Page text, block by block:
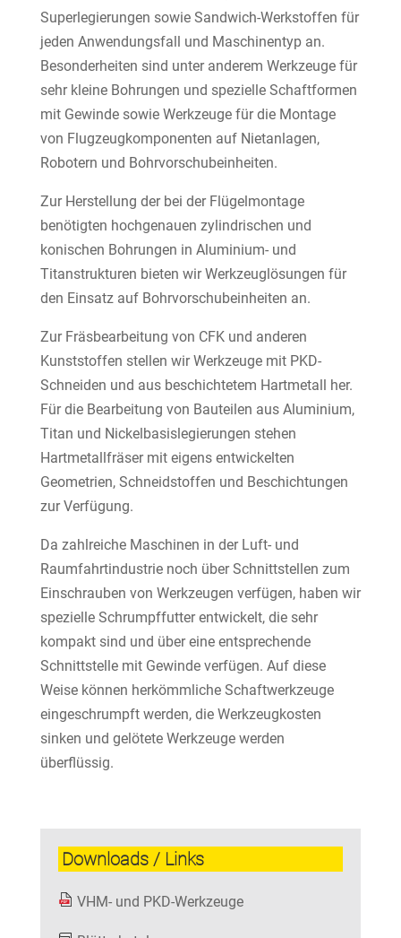
Superlegierungen sowie Sandwich-Werkstoffen für
jeden Anwendungsfall und Maschinentyp an.
Besonderheiten sind unter anderem Werkzeuge für
sehr kleine Bohrungen und spezielle Schaftformen
mit Gewinde sowie Werkzeuge für die Montage
von Flugzeugkomponenten auf Nietanlagen,
Robotern und Bohrvorschubeinheiten.
Zur Herstellung der bei der Flügelmontage
benötigten hochgenauen zylindrischen und
konischen Bohrungen in Aluminium- und
Titanstrukturen bieten wir Werkzeuglösungen für
den Einsatz auf Bohrvorschubeinheiten an.
Zur Fräsbearbeitung von CFK und anderen
Kunststoffen stellen wir Werkzeuge mit PKD-
Schneiden und aus beschichtetem Hartmetall her.
Für die Bearbeitung von Bauteilen aus Aluminium,
Titan und Nickelbasislegierungen stehen
Hartmetallfräser mit eigens entwickelten
Geometrien, Schneidstoffen und Beschichtungen
zur Verfügung.
Da zahlreiche Maschinen in der Luft- und
Raumfahrtindustrie noch über Schnittstellen zum
Einschrauben von Werkzeugen verfügen, haben wir
spezielle Schrumpffutter entwickelt, die sehr
kompakt sind und über eine entsprechende
Schnittstelle mit Gewinde verfügen. Auf diese
Weise können herkömmliche Schaftwerkzeuge
eingeschrumpft werden, die Werkzeugkosten
sinken und gelötete Werkzeuge werden
überflüssig.
Downloads / Links
VHM- und PKD-Werkzeuge